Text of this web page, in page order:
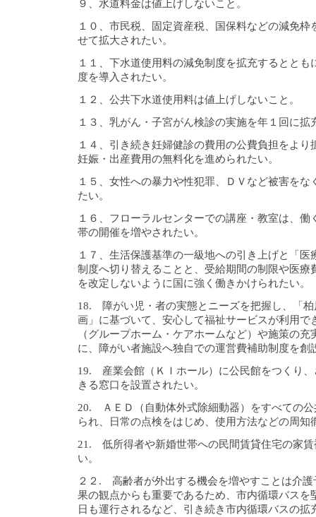
９、水道料金は値上げしないこと。
１０、市民税、固定資産税、国保料などの減免枠
せて拡大されたい。
１１、下水道使用料の減免制度を拡充するととも
度を導入されたい。
１２、公共下水道使用料は値上げしないこと。
１３、乳がん・子宮がん検診の実施を年１回に拡
１４、引き続き妊婦健診の費用の公費負担をより
妊娠・出産費用の無料化を進められたい。
１５、女性への暴力や性犯罪、ＤＶなど被害をな
たい。
１６、フローラルセンターでの講座・教室は、働
帯の開催を増やされたい。
１７、生活保護基準の一級地への引き上げと「医
制度へ切り替えることと、受給期間の制限や医療
を改定しないように国に強く働きかけられたい。
18. 障がい児・者の実態とニーズを把握し、「
画」に基づいて、安心して福祉サービスが利用で
（グループホーム・ケアホームなど）や施策の
に、障がい者施設へ独自での運営費補助制度を創
19. 産業会館（ＫＩホール）に公民館をつくり
きる窓口を設置されたい。
20. ＡＥＤ（自動体外式除細動器）をすべての
られ、日常の点検をはじめ、使用方法などの周知
21. 低所得者や新婚世帯への民間賃貸住宅の家
い。
２２. 高齢者が外出する機会を増やすことは介
果の観点からも重要であるため、市内循環バスを
日も運行されるなど、引き続き市内循環バスの拡